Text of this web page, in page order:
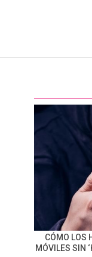
CÓMO LOS
MÓVILES SIN